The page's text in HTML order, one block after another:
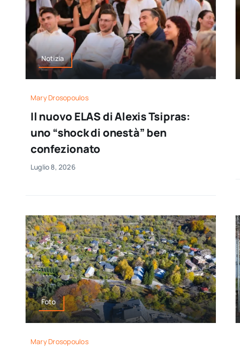
Notizia
Mary Drosopoulos
Il nuovo ELAS di Alexis Tsipras:
uno “shock di onestà” ben
confezionato
Luglio 8, 2026
Foto
Mary Drosopoulos